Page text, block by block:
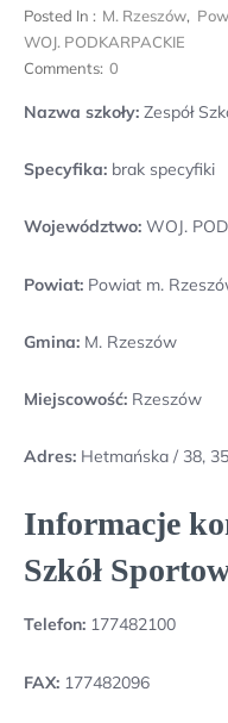
Posted In : M. Rzeszów,
WOJ. PODKARPACKIE
Comments: 0
Nazwa szkoły: Zespół
Specyfika: brak specyfiki
Województwo: WOJ.
Powiat: Powiat m.
Gmina: M. Rzeszów
Miejscowość: Rzeszów
Adres: Hetmańska / 38,
Informacje
Szkół
Telefon: 177482100
FAX: 177482096